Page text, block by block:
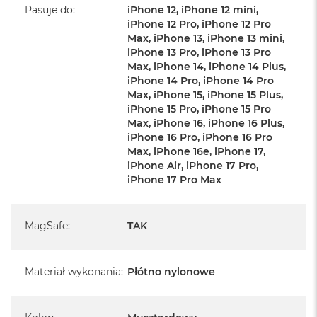
magnetycznej zakładce
Wytrzymała, odporna na warunki atmosferyczne
konstrukcja z nylonowego płótna pochodzącego w
100% z recyklingu
Tkanina jest bardzo wytrzymała, odporna na ścieranie,
starzeje się z wdziękiem i nie rozciąga się
Precyzyjnie dostrojony zawias utrzymuje telefon pod
dowolnym kątem, zapewniając optymalny widok
Utrzymuje telefon w trybie pionowym lub poziomym
Nie rozmagnesowuje kart kredytowych i jest bezpieczny
Pasuje do:
iPhone 12, iPhone 12 mini,
iPhone 12 Pro, iPhone 12 Pro
Max, iPhone 13, iPhone 13 mini,
iPhone 13 Pro, iPhone 13 Pro
Max, iPhone 14, iPhone 14 Plus,
iPhone 14 Pro, iPhone 14 Pro
Max, iPhone 15, iPhone 15 Plus,
iPhone 15 Pro, iPhone 15 Pro
Max, iPhone 16, iPhone 16 Plus,
iPhone 16 Pro, iPhone 16 Pro
Max, iPhone 16e, iPhone 17,
iPhone Air, iPhone 17 Pro,
iPhone 17 Pro Max
MagSafe: TAK
Materiał wykonania: Płótno nylonowe